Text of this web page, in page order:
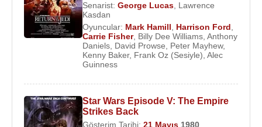
Senarist: George Lucas Lawrence
Kasdan
Oyuncular: Mark Hamill Harrison Ford
Carrie Fisher, Billy Dee Williams Anthony
Daniels David Prowse Peter Mayhew,
Kenny Baker, Frank Oz (Sesiyle) Alec
Guinness
Star Wars Episode V: The Empire
Strikes Back
Gösterim Tarihi: 21 Mayıs 1980